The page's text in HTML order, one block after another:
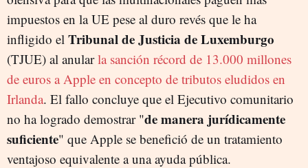
impuestos en la UE pese al duro revés que le ha
infligido el Tribunal de Justicia de Luxemburgo
(TJUE) al anularla sanción récord de 13.000 millones
de euros a Apple en concepto de tributos eludidos en
Irlanda. El fallo concluye que el Ejecutivo comunitario
no ha logrado demostrar "de manera jurídicamente
suficiente" que Apple se benefició de un tratamiento
ventajoso equivalente a una ayuda pública.